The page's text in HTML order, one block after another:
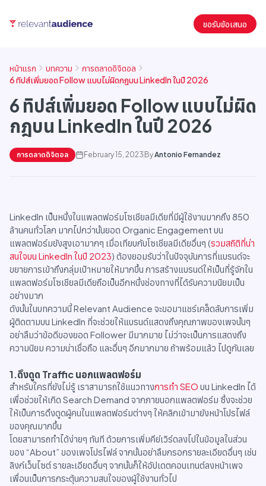
ขอรับข้อเสนอ
หน้าแรก บทความ
การตลาดดิจิตอล
6 ทิปส์เพิ่มยอด Follow แบบไม่ผิดกฎบน LinkedIn ในปี 2026
6 ทิปส์เพิ่มยอด Follow แบบไม่ผิด
กฎบน LinkedIn ในปี 2026
การตลาดดิจิตอล February 15, 2023 ByAntonio Fernandez
LinkedIn เป็นหนึ่งในแพลตฟอร์มโซเชียลมีเดียที่มีผู้ใช้งานมากถึง 850
ล้านคนทั่วโลก มากไปกว่านั้นยอด Organic Engagement บน
แพลตฟอร์มยังสูงเอามากๆ เมื่อเทียบกับโซเชียลมีเดียอื่นๆ (รวมสถิติที่น่า
สนใจบน LinkedIn ในปี 2023) ต้องยอมรับว่าในปัจจุบันการที่แบรนด์จะ
ขยายการเข้าถึงกลุ่มเป้าหมายให้มากขึ้น การสร้างแบรนด์ให้เป็นที่รู้จักใน
แพลตฟอร์มโซเชียลมีเดียถือเป็นอีกหนึ่งช่องทางที่ได้รับความนิยมเป็น
อย่างมาก
ดังนั้นในบทความนี้ Relevant Audience จะขอมาแชร์เคล็ดลับการเพิ่ม
ผู้ติดตามบน LinkedIn ที่จะช่วยให้แบรนด์แสดงถึงคุณภาพของเพจนั้นๆ
อย่าลืมว่าข้อดีของยอด Follower มีมากมาย ไม่ว่าจะเป็นการแสดงถึง
ความนิยม ความน่าเชื่อถือ และอื่นๆ อีกมากมาย ถ้าพร้อมแล้ว ไปดูกันเลย
1.ดึงดูด Traffic นอกแพลตฟอร์ม
สำหรับใครที่ยังไม่รู้ เราสามารถใช้แนวทางการทำ SEO บน LinkedIn ได้
เพื่อช่วยให้เกิด Search Demand จากภายนอกแพลตฟอร์ม ซึ่งจะช่วย
ให้เป็นการดึงดูดผู้คนในแพลตฟอร์มต่างๆ ให้คลิกเข้ามายังหน้าโปรไฟล์
ของคุณมากขึ้น
โดยสามารถทำได้ง่ายๆ ทันที ด้วยการเพิ่มคีย์เวิร์ดลงไปในข้อมูลในส่วน
ของ “About” ของเพจโปรไฟล์ จากนั้นอย่าลืมกรอกรายละเอียดอื่นๆ เช่น
ลิงก์เว็บไซต์ รายละเอียดอื่นๆ จากนั้นก็ให้อัปเดตคอนเทนต์ลงหน้าเพจ
เพื่อนเป็นการกระตุ้นความสนใจของผู้ใช้งานทั่วไป